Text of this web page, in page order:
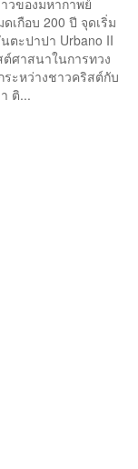
เกือบ 200 ปี จุดเริ่ม
ตะปาปา Urbano II
ศาสนาในการทวง
ะหว่างชาวคริสต์กับ
ติ...